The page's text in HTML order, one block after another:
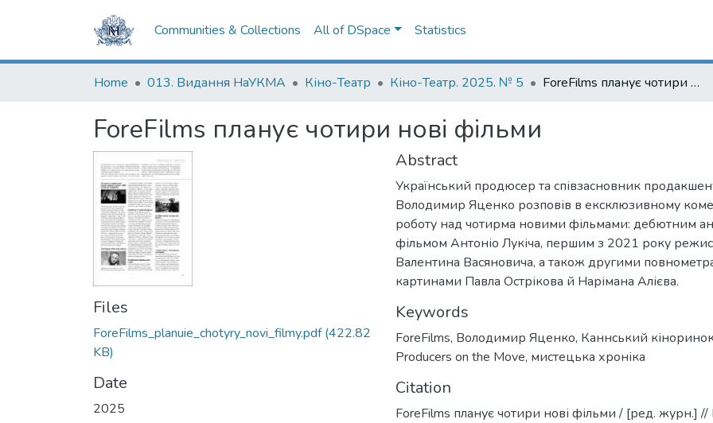
Communities & Collections All of DSpace Statistics
Home 013. Видання НаУКМА Кіно-Театр Кіно-Театр. 2025. № 5 ForeFilms планує чотири нові фільми
ForeFilms планує чотири нові фільми
Files
ForeFilms_planuie_chotyry_novi_filmy.pdf(422.82
KB)
Date
2025
Abstract
Український продюсер та співзасновник
Володимир Яценко розповів в ексклюзивному
роботу над чотирма новими фільмами: дебютним
фільмом Антоніо Лукіча, першим з 2021 року
Валентина Васяновича, а також другими
картинами Павла Острікова й Нарімана Алієва.
Keywords
ForeFilms, Володимир Яценко, Каннський
Producers on the Move, мистецька хроніка
Citation
ForeFilms планує чотири нові фільми / [ред. журн.] //